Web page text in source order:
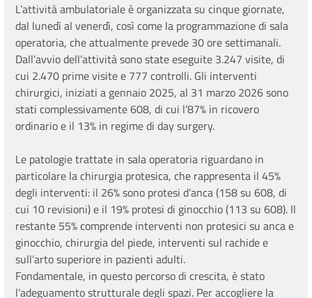
L’attività ambulatoriale è organizzata su cinque giornate,
dal lunedì al venerdì, così come la programmazione di sala
operatoria, che attualmente prevede 30 ore settimanali.
Dall’avvio dell’attività sono state eseguite 3.247 visite, di
cui 2.470 prime visite e 777 controlli. Gli interventi
chirurgici, iniziati a gennaio 2025, al 31 marzo 2026 sono
stati complessivamente 608, di cui l’87% in ricovero
ordinario e il 13% in regime di day surgery.
Le patologie trattate in sala operatoria riguardano in
particolare la chirurgia protesica, che rappresenta il 45%
degli interventi: il 26% sono protesi d’anca (158 su 608, di
cui 10 revisioni) e il 19% protesi di ginocchio (113 su 608). Il
restante 55% comprende interventi non protesici su anca e
ginocchio, chirurgia del piede, interventi sul rachide e
sull’arto superiore in pazienti adulti.
Fondamentale, in questo percorso di crescita, è stato
l’adeguamento strutturale degli spazi. Per accogliere la